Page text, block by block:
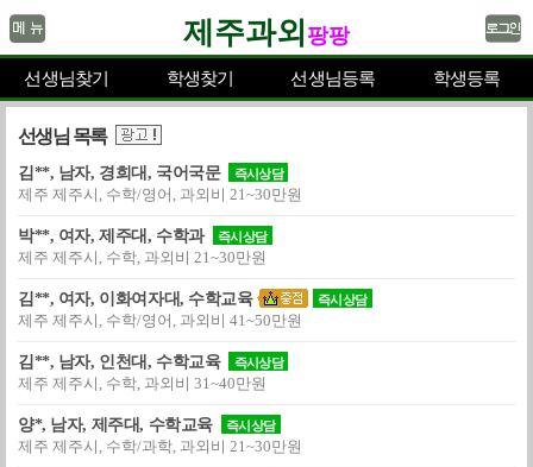
제주과외 팡팡
선생님찾기 학생찾기 선생님등록 학생등록
선생님 목록
김**, 남자, 경희대, 국어국문 즉시상담
제주 제주시, 수학/영어, 과외비 21~30만원
박**, 여자, 제주대, 수학과 즉시상담
제주 제주시, 수학, 과외비 21~30만원
김**, 여자, 이화여자대, 수학교육 즉시상담
제주 제주시, 수학/영어, 과외비 41~50만원
김**, 남자, 인천대, 수학교육 즉시상담
제주 제주시, 수학, 과외비 31~40만원
양*, 남자, 제주대, 수학교육 즉시상담
제주 제주시, 수학/과학, 과외비 21~30만원